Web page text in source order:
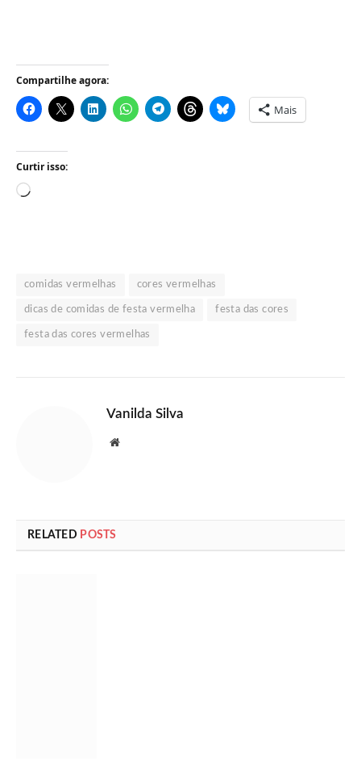
Compartilhe agora:
Mais
Curtir isso:
Carregando...
comidas vermelhas cores vermelhas
dicas de comidas de festa vermelha festa das cores
festa das cores vermelhas
Vanilda Silva
Website
RELATED POSTS